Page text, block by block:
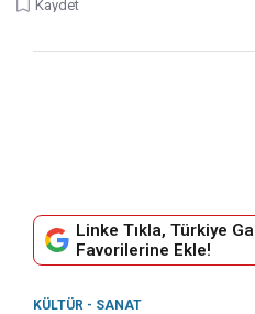
Kaydet
Linke Tıkla, Türkiye
Favorilerine Ekle!
KÜLTÜR - SANAT